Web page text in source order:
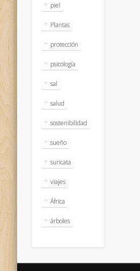
piel
Plantas
protección
psicología
sal
salud
sostenibilidad
sueño
suricata
viajes
África
árboles